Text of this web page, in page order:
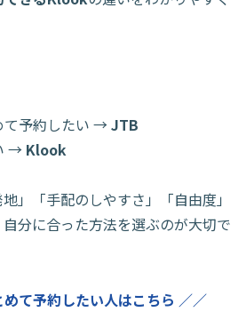
て予約したい →JTB
→ Klook
」「手配のしやすさ」「自由度」
分に合った方法を選ぶのが大切で
て予約したい人はこちら ／／